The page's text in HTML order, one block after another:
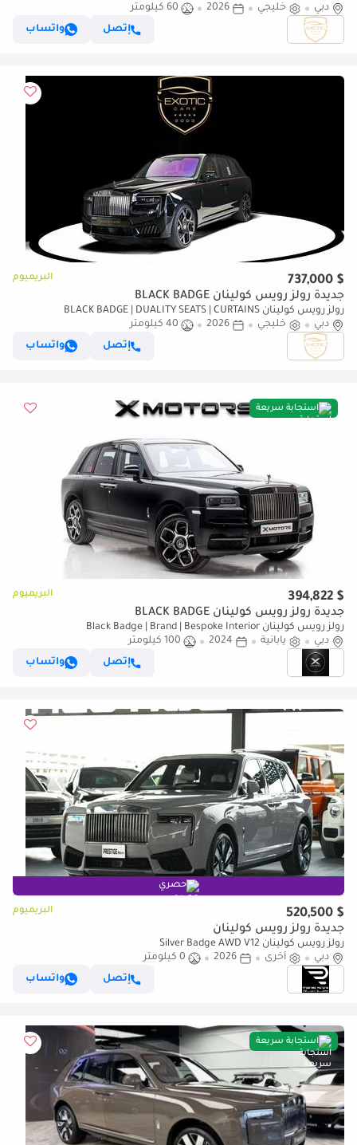
دبي خليجي 2026
60 كيلومتر
إتصل
واتساب
$ 737,000 البريميوم
جديدة رولز رويس كولينان BLACK BADGE
رولز رويس كولينان BLACK BADGE | DUALITY SEATS | CURTAINS
دبي
خليجي 2026
40 كيلومتر
إتصل
واتساب
استجابة سريعة
$ 394,822 البريميوم
جديدة رولز رويس كولينان BLACK BADGE
رولز رويس كولينان Black Badge | Brand | Bespoke Interior
دبي
يابانية 2024
100 كيلومتر
إتصل
واتساب
حصري
$ 520,500 البريميوم
جديدة رولز رويس كولينان
رولز رويس كولينان Silver Badge AWD V12
دبي
أخرى 2026
0 كيلومتر
إتصل
واتساب
استجابة سريعة